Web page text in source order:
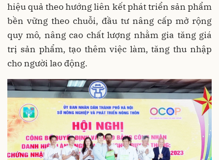
hiệu quả theo hướng liên kết phát triển sản phẩm
bền vững theo chuỗi, đầu tư nâng cấp mở rộng
quy mô, nâng cao chất lượng nhằm gia tăng giá
trị sản phẩm, tạo thêm việc làm, tăng thu nhập
cho người lao động.